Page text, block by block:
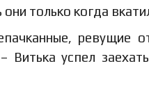
только когда
ревущие
Витька успел